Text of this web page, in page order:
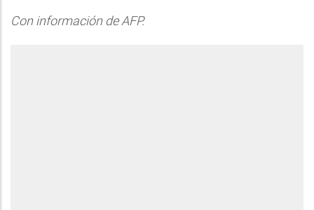
Con información de AFP.